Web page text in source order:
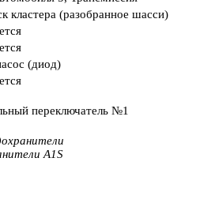
кластера (разобранное шасси)
(диод)
переключатель №1
A1S